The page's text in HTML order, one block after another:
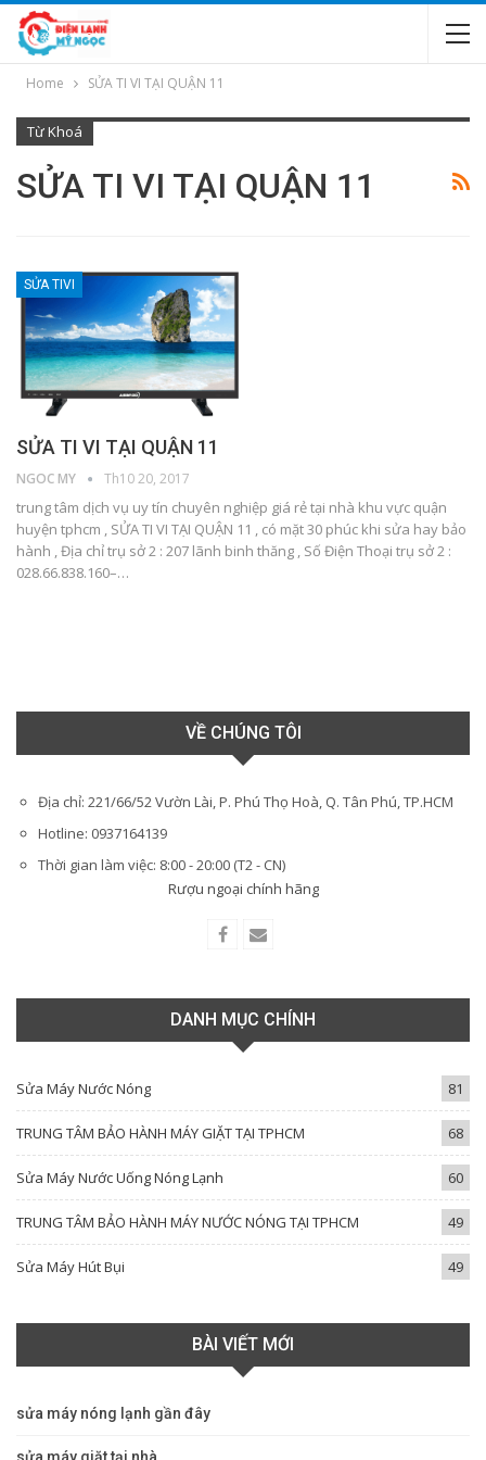
Home SỬA TI VI TẠI QUẬN 11
Từ Khoá
SỬA TI VI TẠI QUẬN 11
SỬA TIVI
SỬA TI VI TẠI QUẬN 11
NGOC MY Th10 20, 2017
trung tâm dịch vụ uy tín chuyên nghiệp giá rẻ tại nhà khu vực quận
huyện tphcm , SỬA TI VI TẠI QUẬN 11 , có mặt 30 phúc khi sửa hay bảo
hành , Địa chỉ trụ sở 2 : 207 lãnh binh thăng , Số Điện Thoại trụ sở 2 :
028.66.838.160–…
VỀ CHÚNG TÔI
Địa chỉ: 221/66/52 Vườn Lài, P. Phú Thọ Hoà, Q. Tân Phú, TP.HCM
Hotline: 0937164139
Thời gian làm việc: 8:00 - 20:00 (T2 - CN)
Rượu ngoại chính hãng
DANH MỤC CHÍNH
Sửa Máy Nước Nóng 81
TRUNG TÂM BẢO HÀNH MÁY GIẶT TẠI TPHCM 68
Sửa Máy Nước Uống Nóng Lạnh 60
TRUNG TÂM BẢO HÀNH MÁY NƯỚC NÓNG TẠI TPHCM 49
Sửa Máy Hút Bụi 49
BÀI VIẾT MỚI
sửa máy nóng lạnh gần đây
sửa máy giặt tại nhà